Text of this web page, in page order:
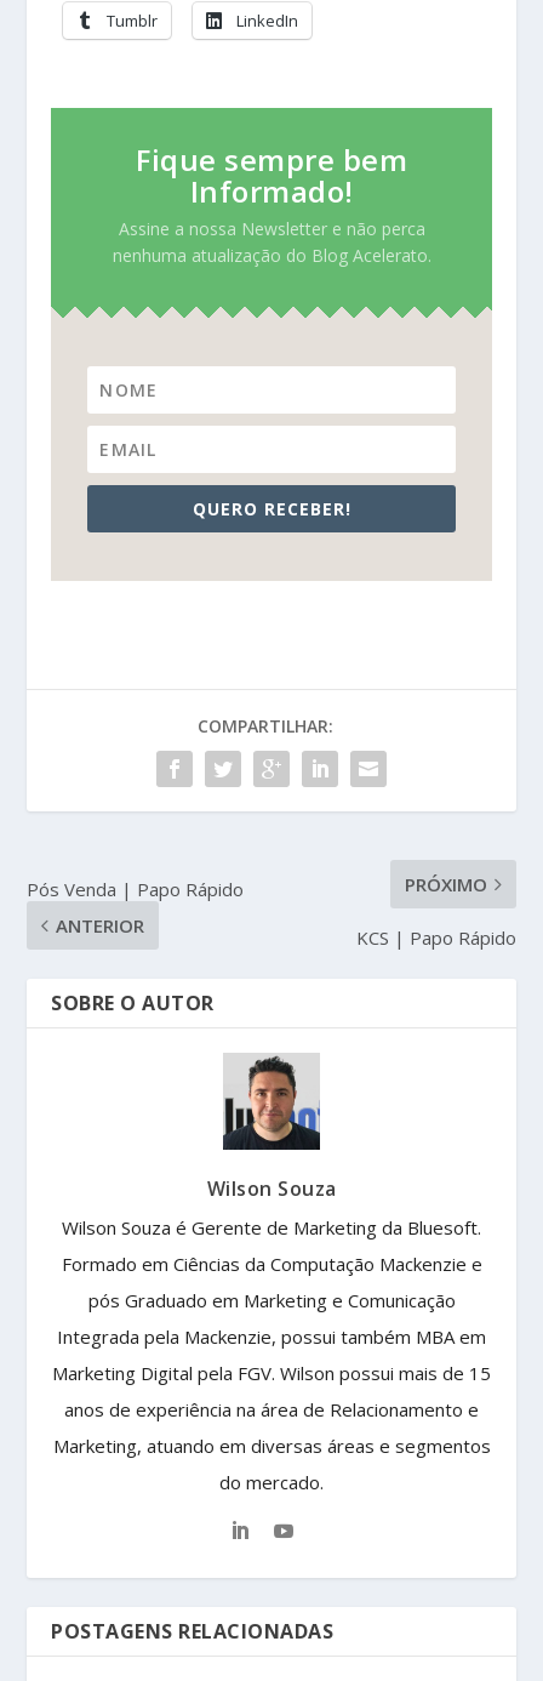
Tumblr LinkedIn
Fique sempre bem
Informado!
Assine a nossa Newsletter e não perca
nenhuma atualização do Blog Acelerato.
QUERO RECEBER!
COMPARTILHAR:
Pós Venda | Papo Rápido
ANTERIOR
PRÓXIMO
KCS | Papo Rápido
SOBRE O AUTOR
Wilson Souza
Wilson Souza é Gerente de Marketing da Bluesoft.
Formado em Ciências da Computação Mackenzie e
pós Graduado em Marketing e Comunicação
Integrada pela Mackenzie, possui também MBA em
Marketing Digital pela FGV. Wilson possui mais de 15
anos de experiência na área de Relacionamento e
Marketing, atuando em diversas áreas e segmentos
do mercado.
POSTAGENS RELACIONADAS